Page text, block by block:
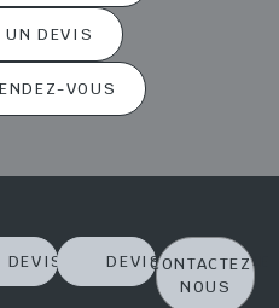
UN DEVIS
VOUS
DEVIS OBSÈQUESDEVIS MARBRERIE
CONTACTEZ-
NOUS